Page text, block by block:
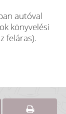
autóval
könyvelési
feláras).